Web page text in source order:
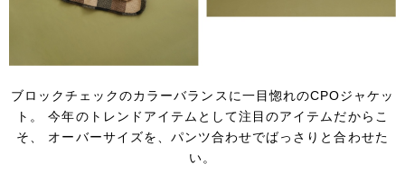
ブロックチェックのカラーバランスに一目惚れのCPOジャケッ
ト。
今年のトレンドアイテムとして注目のアイテムだからこ
そ、
オーバーサイズを、パンツ合わせでばっさりと合わせた
い。